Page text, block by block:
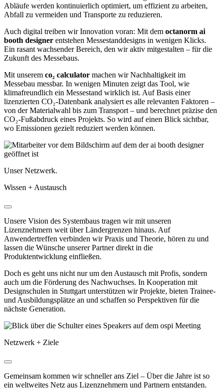
Abläufe werden kontinuierlich optimiert, um effizient zu arbeiten,
Abfall zu vermeiden und Transporte zu reduzieren.
Auch digital treiben wir Innovation voran: Mit dem octanorm ai
booth designer entstehen Messestanddesigns in wenigen Klicks.
Ein rasant wachsender Bereich, den wir aktiv mitgestalten – für die
Zukunft des Messebaus.
Mit unserem co₂ calculator machen wir Nachhaltigkeit im
Messebau messbar. In wenigen Minuten zeigt das Tool, wie
klimafreundlich ein Messestand wirklich ist. Auf Basis einer
lizenzierten CO₂-Datenbank analysiert es alle relevanten Faktoren –
von der Materialwahl bis zum Transport – und berechnet präzise den
CO₂-Fußabdruck eines Projekts. So wird auf einen Blick sichtbar,
wo Emissionen gezielt reduziert werden können.
Unser Netzwerk.
Wissen + Austausch
Unsere Vision des Systembaus tragen wir mit unseren
Lizenznehmern weit über Ländergrenzen hinaus. Auf
Anwendertreffen verbinden wir Praxis und Theorie, hören zu und
lassen die Wünsche unserer Partner direkt in die
Produktentwicklung einfließen.
Doch es geht uns nicht nur um den Austausch mit Profis, sondern
auch um die Förderung des Nachwuchses. In Kooperation mit
Designschulen in Stuttgart unterstützen wir Projekte, bieten Trainee-
und Ausbildungsplätze an und schaffen so Perspektiven für die
nächste Generation.
Netzwerk + Ziele
Gemeinsam kommen wir schneller ans Ziel – Über die Jahre ist so
ein weltweites Netz aus Lizenznehmern und Partnern entstanden.